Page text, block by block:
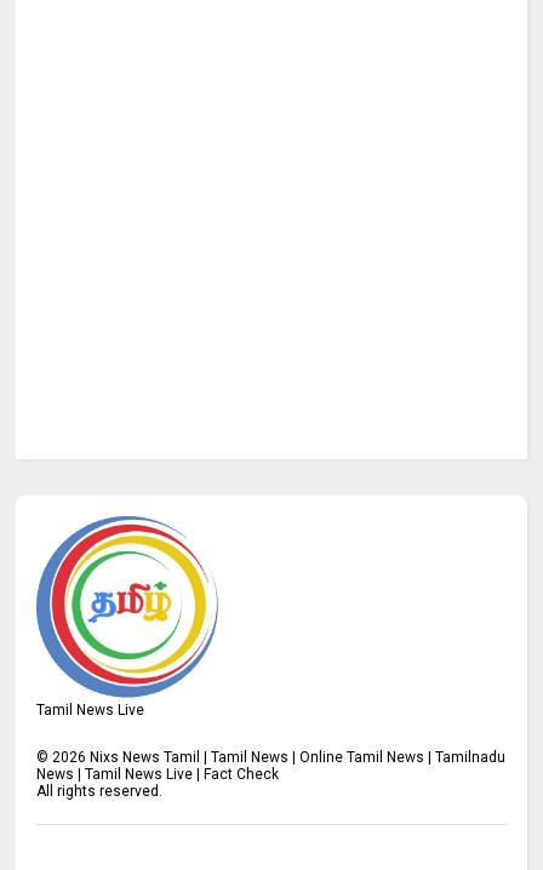
Tamil News Live
© 2026 Nixs News Tamil | Tamil News | Online Tamil News | Tamilnadu
News | Tamil News Live | Fact Check
All rights reserved.